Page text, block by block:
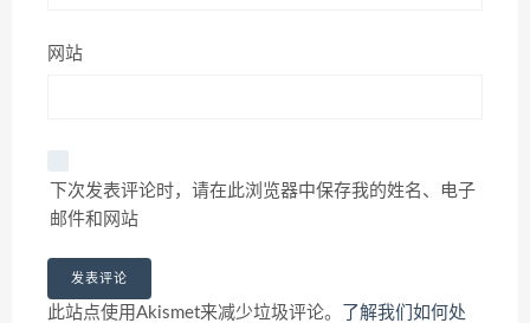
网站
下次发表评论时，请在此浏览器中保存我的姓名、电子
邮件和网站
此站点使用Akismet来减少垃圾评论。
了解我们如何处